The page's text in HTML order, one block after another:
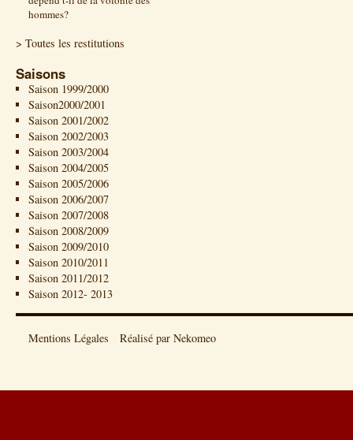
hommes?
> Toutes les restitutions
Saisons
Saison 1999/2000
Saison2000/2001
Saison 2001/2002
Saison 2002/2003
Saison 2003/2004
Saison 2004/2005
Saison 2005/2006
Saison 2006/2007
Saison 2007/2008
Saison 2008/2009
Saison 2009/2010
Saison 2010/2011
Saison 2011/2012
Saison 2012- 2013
Mentions Légales Réalisé par Nekomeo